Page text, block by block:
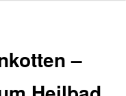
–